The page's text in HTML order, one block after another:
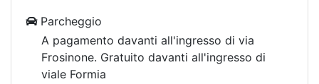
Parcheggio
A pagamento davanti all'ingresso di via
Frosinone. Gratuito davanti all'ingresso di
viale Formia